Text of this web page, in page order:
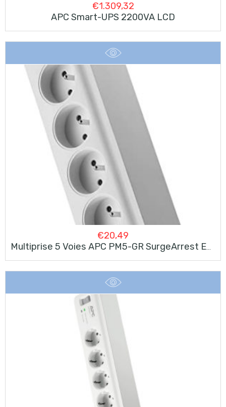
€1.309,32
APC Smart-UPS 2200VA LCD
€20,49
Multiprise 5 Voies APC PM5-GR SurgeArrest Essential